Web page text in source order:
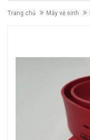
Trang chủ Máy vệ sinh